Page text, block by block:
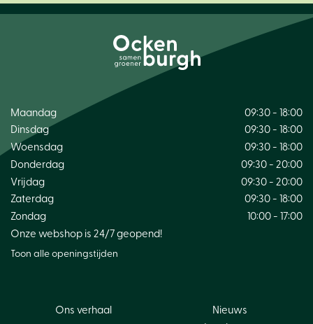
Maandag
09:30 - 18:00
Dinsdag
09:30 - 18:00
Woensdag
09:30 - 18:00
Donderdag
09:30 - 20:00
Vrijdag
09:30 - 20:00
Zaterdag
09:30 - 18:00
Zondag
10:00 - 17:00
Onze webshop is 24/7 geopend!
Toon alle openingstijden
Ons verhaal
Nieuws